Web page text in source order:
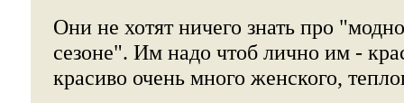
Они не хотят ничего знать про
сезоне". Им надо чтоб лично им -
красиво очень много женского,